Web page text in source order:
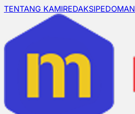
TENTANG KAMIREDAKSIPEDOMAN